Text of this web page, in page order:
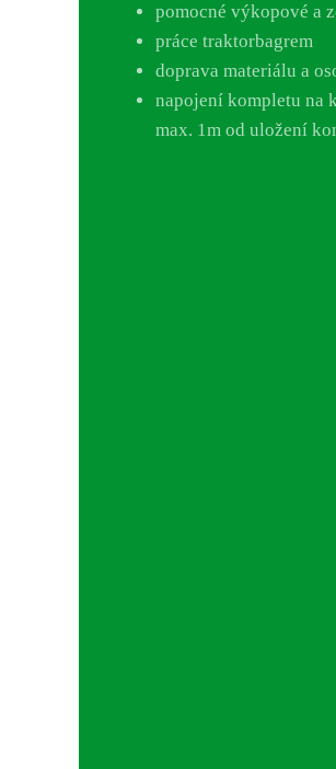
pomocné výkopové a
práce traktorbagrem
doprava materiálu a
napojení kompletu na
max. 1m od uložení